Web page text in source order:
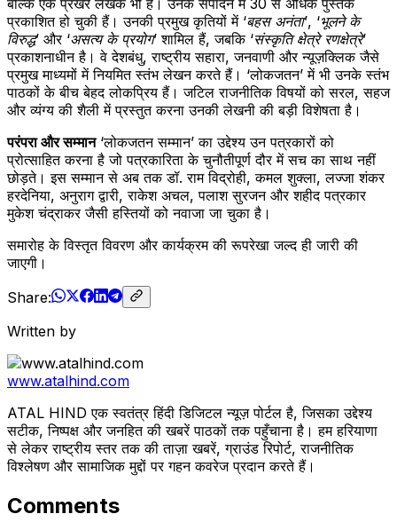
प्रकाशित हो चुकी हैं। उनकी प्रमुख कृतियों में ‘बहस अनंता’, ‘भूलने के
विरुद्ध’ और ‘असत्य के प्रयोग’ शामिल हैं, जबकि ‘संस्कृति क्षेत्रे रणक्षेत्रे’
प्रकाशनाधीन है। वे देशबंधु, राष्ट्रीय सहारा, जनवाणी और न्यूज़क्लिक जैसे
प्रमुख माध्यमों में नियमित स्तंभ लेखन करते हैं। ‘लोकजतन’ में भी उनके स्तंभ
पाठकों के बीच बेहद लोकप्रिय हैं। जटिल राजनीतिक विषयों को सरल, सहज
और व्यंग्य की शैली में प्रस्तुत करना उनकी लेखनी की बड़ी विशेषता है।
परंपरा और सम्मान‘लोकजतन सम्मान’ का उद्देश्य उन पत्रकारों को
प्रोत्साहित करना है जो पत्रकारिता के चुनौतीपूर्ण दौर में सच का साथ नहीं
छोड़ते। इस सम्मान से अब तक डॉ. राम विद्रोही, कमल शुक्ला, लज्जा शंकर
हरदेनिया, अनुराग द्वारी, राकेश अचल, पलाश सुरजन और शहीद पत्रकार
मुकेश चंद्राकर जैसी हस्तियों को नवाजा जा चुका है।
समारोह के विस्तृत विवरण और कार्यक्रम की रूपरेखा जल्द ही जारी की
जाएगी।
Share:
Written by
www.atalhind.com
ATAL HIND एक स्वतंत्र हिंदी डिजिटल न्यूज़ पोर्टल है, जिसका उद्देश्य
सटीक, निष्पक्ष और जनहित की खबरें पाठकों तक पहुँचाना है। हम हरियाणा
से लेकर राष्ट्रीय स्तर तक की ताज़ा खबरें, ग्राउंड रिपोर्ट, राजनीतिक
विश्लेषण और सामाजिक मुद्दों पर गहन कवरेज प्रदान करते हैं।
Comments